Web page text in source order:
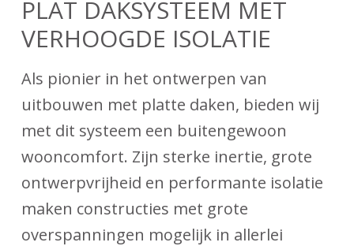
PLAT DAKSYSTEEM MET
VERHOOGDE ISOLATIE
Als pionier in het ontwerpen van
uitbouwen met platte daken, bieden wij
met dit systeem een buitengewoon
wooncomfort. Zijn sterke inertie, grote
ontwerpvrijheid en performante isolatie
maken constructies met grote
overspanningen mogelijk in allerlei